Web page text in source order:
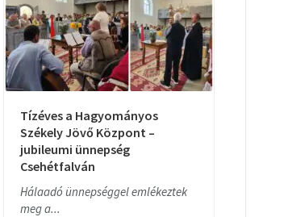
Tízéves a Hagyományos
Székely Jövő Központ –
jubileumi ünnepség
Csehétfalván
Hálaadó ünnepséggel emlékeztek
meg a...